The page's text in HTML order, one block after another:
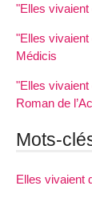
"Elles vivaient
"Elles vivaient
Médicis
"Elles vivaient
Roman de
Mots-
Elles vivaient